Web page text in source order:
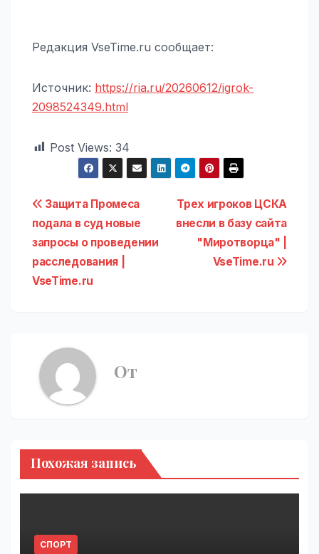
Редакция VseTime.ru сообщает:
Источник: https://ria.ru/20260612/igrok-
2098524349.html
Post Views: 34
Навигация
по
записям
Трех игроков ЦСКА
внесли в базу сайта
"Миротворца" |
VseTime.ru
Защита Промеса
подала в суд новые
запросы о проведении
расследования |
VseTime.ru
От
Похожая запись
СПОРТ